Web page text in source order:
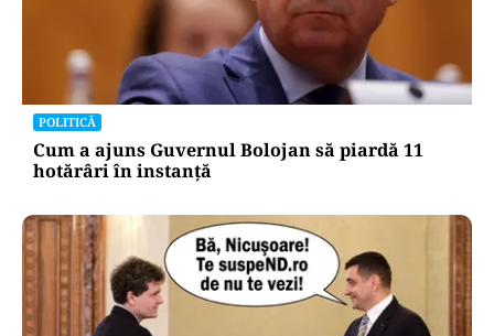
POLITICĂ
Cum a ajuns Guvernul Bolojan să piardă 11
hotărâri în instanță